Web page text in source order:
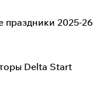
праздники 2025-26
Delta Start